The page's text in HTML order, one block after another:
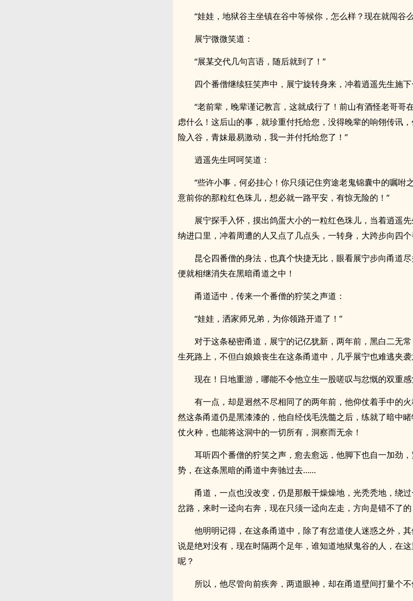
“娃娃，地狱谷主坐镇在谷中等候你，怎么样？现在就闯谷
展宁微微笑道：
“展某交代几句言语，随后就到了！”
四个番僧继续狂笑声中，展宁旋转身来，冲着逍遥先生施下
“老前辈，晚辈谨记教言，这就成行了！前山有酒怪老哥哥
虑什么！这后山的事，就珍重付托给您，没得晚辈的响翎传讯
险入谷，青妹最易激动，我一并付托给您了！”
逍遥先生呵呵笑道：
“些许小事，何必挂心！你只须记住穷途老鬼锦囊中的嘱咐
意前你的那粒红色珠儿，想必就一路平安，有惊无险的！”
展宁探手入怀，摸出鸽蛋大小的一粒红色珠儿，当着逍遥
纳进口里，冲着周遭的人又点了几点头，一转身，大跨步向四
昆仑四番僧的身法，也真个快捷无比，眼看展宁步向甬道尽
便就相继消失在黑暗甬道之中！
甬道适中，传来一个番僧的狞笑之声道：
“娃娃，洒家师兄弟，为你领路开道了！”
对于这条秘密甬道，展宁的记亿犹新，两年前，黑白二无
生死路上，不但白娘娘丧生在这条甬道中，几乎展宁也难逃夹袭
现在！日地重游，哪能不令他立生一股嗟叹与忿慨的双重感
有一点，却是迥然不尽相同了的两年前，他仰仗着手中的
然这条甬道仍是黑漆漆的，他自经伐毛洗髓之后，练就了暗中
仗火种，也能将这洞中的一切所有，洞察而无余！
耳听四个番僧的狞笑之声，愈去愈远，他脚下也自一加劲
势，在这条黑暗的甬道中奔驰过去……
甬道，一点也没改变，仍是那般干燥燥地，光秃秃地，绕
岔路，来时一迳向右奔，现在只须一迳向左走，方向是错不了的
他明明记得，在这条甬道中，除了有岔道使人迷惑之外，
说是绝对没有，现在时隔两个足年，谁知道地狱鬼谷的人，在
呢？
所以，他尽管向前疾奔，两道眼神，却在甬道壁间打量个